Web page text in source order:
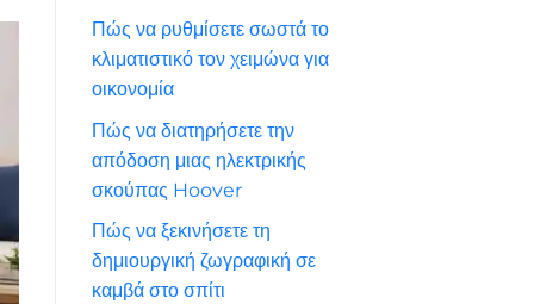
Πώς να ρυθμίσετε σωστά το
κλιματιστικό τον χειμώνα για
οικονομία
Πώς να διατηρήσετε την
απόδοση μιας ηλεκτρικής
σκούπας Hoover
Πώς να ξεκινήσετε τη
δημιουργική ζωγραφική σε
καμβά στο σπίτι